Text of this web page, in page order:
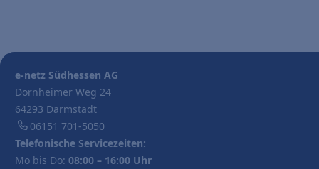
e-netz Südhessen AG
Dornheimer Weg 24
64293 Darmstadt
06151 701-5050
Telefonische Servicezeiten:
Mo bis Do: 08:00 – 16:00 Uhr